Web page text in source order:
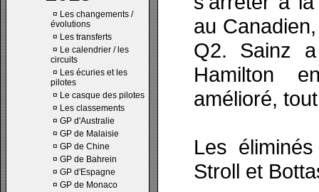
¤ Les changements /
évolutions
¤ Les transferts
¤ Le calendrier / les
circuits
¤ Les écuries et les
pilotes
¤ Le casque des pilotes
¤ Les classements
¤ GP d'Australie
¤ GP de Malaisie
¤ GP de Chine
¤ GP de Bahrein
¤ GP d'Espagne
¤ GP de Monaco
au
Q2. Sainz
Hamilton
amélioré,
Les
Stroll et